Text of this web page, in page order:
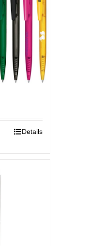
Details